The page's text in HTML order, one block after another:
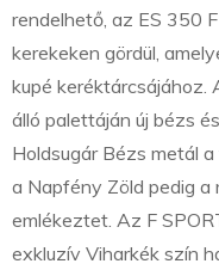
rendelhető, az ES 350
kerekeken gördül,
kupé keréktárcsájához.
álló palettáján új bézs
Holdsugár Bézs metál
a Napfény Zöld pedig a
emlékeztet. Az F
exkluzív Viharkék szín